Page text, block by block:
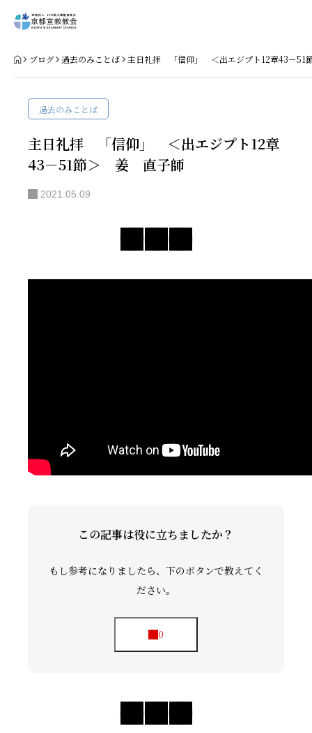
Home
牧師コラム
聖殿建築
ブログ 過去のみことば 主日礼拝 「信仰」 ＜出エジプト12章43－
過去のみことば
主日礼拝 「信仰」 ＜出エジプト12章
43－51節＞ 姜 直子師
2021.05.09
この記事は役に立ちましたか？
もし参考になりましたら、下のボタンで教えてく
ださい。